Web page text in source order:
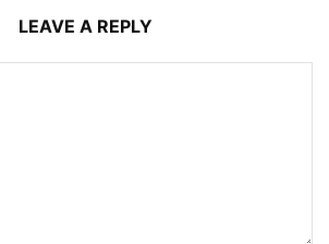
LEAVE A REPLY